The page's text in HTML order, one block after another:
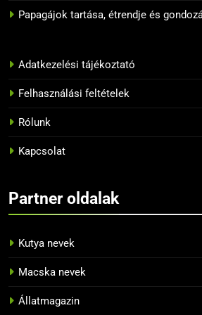
BLOG
helyesen a
BLOG
13
14
Tiltott
Papagájok tartása, étrendje és
Adatkezelési tájékoztató
Felhasználási feltételek
Rólunk
Kapcsolat
Partner oldalak
Kutya nevek
Macska nevek
Állatmagazin